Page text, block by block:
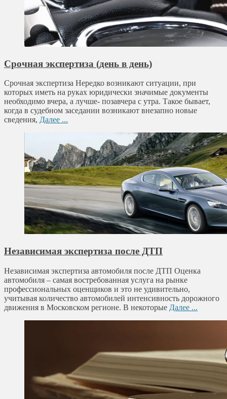
Срочная экспертиза (день в день)
Срочная экспертиза Нередко возникают ситуации, при
которых иметь на руках юридически значимые документы
необходимо вчера, а лучше- позавчера с утра. Такое бывает,
когда в судебном заседании возникают внезапно новые
сведения, Далее ...
Независимая экспертиза после ДТП
Независимая экспертиза автомобиля после ДТП Оценка
автомобиля – самая востребованная услуга на рынке
профессиональных оценщиков и это не удивительно,
учитывая количество автомобилей интенсивность дорожного
движения в Московском регионе. В некоторые Далее ...